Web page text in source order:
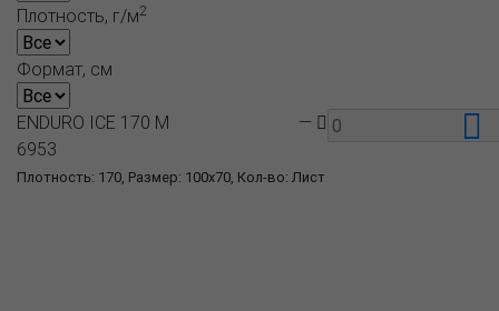
Плотность, г/м2
Формат, см
Плотность: 170, Размер: 100x70, Кол-во: Лист
ENDURO ICE 170 M
6953
—